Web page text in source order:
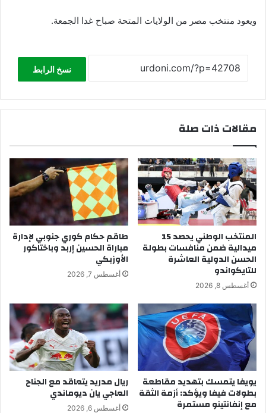
ويعود منتخب مصر من الولايات المتحة صباح غدا الجمعة.
نسخ الرابط
مقالات ذات صلة
المنتخب الوطني يحصد 15
ميدالية ضمن منافسات بطولة
الحسن الدولية العاشرة
للتايكواندو
أغسطس 8, 2026
طاقم حكام كوري جنوبي لإدارة
مباراة الحسين إربد وباختاكور
الأوزبكي
أغسطس 7, 2026
يويفا يتمسك بتهديد مقاطعة
بطولات فيفا ويؤكد: أزمة الثقة
مع إنفانتينو مستمرة
ريال مدريد يتعاقد مع الجناح
العاجي يان ديوماندي
أغسطس 6, 2026